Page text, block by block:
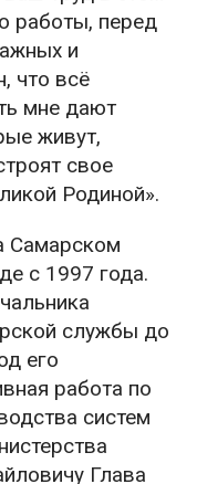
работы, перед
и
что всё
мне дают
живут,
свое
Родиной».
Самарском
с 1997 года.
службы до
его
работа по
систем
Глава